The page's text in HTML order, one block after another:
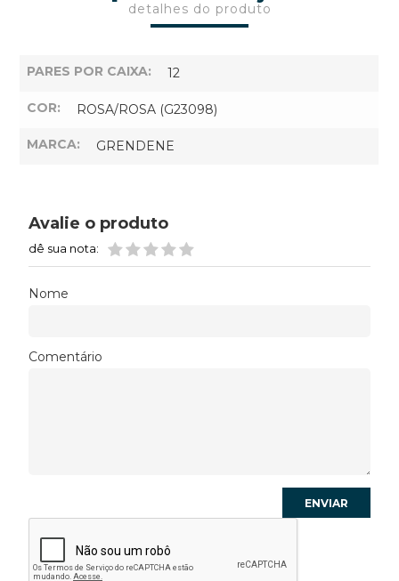
detalhes do produto
PARES POR CAIXA: 12
COR: ROSA/ROSA (G23098)
MARCA: GRENDENE
Avalie o produto
dê sua nota:
Nome
Comentário
ENVIAR